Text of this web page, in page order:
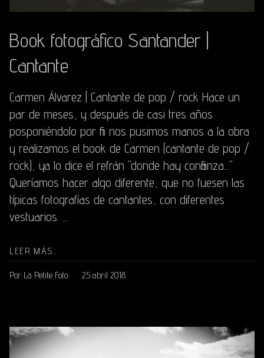
Book fotográfico Santander |
Cantante
Carmen Álvarez | Cantante de pop / rock Hace un
par de meses, y después de casi tres años
posponiéndolo por fin nos pusimos manos a la obra
y realizamos el book de Carmen (cantante de pop /
rock), ya lo dice el refrán "donde hay confianza..."
Queríamos hacer algo diferente, que no fuesen las
típicas fotografías de cantantes, con diferentes
vestuarios. ...
LEER MÁS...
Por La Petite Foto 25 abril 2018